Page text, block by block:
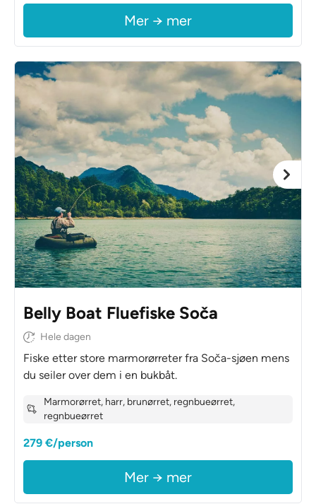
Mer → mer
Belly Boat Fluefiske Soča
Hele dagen
Fiske etter store marmorørreter fra Soča-sjøen mens
du seiler over dem i en bukbåt.
Marmorørret, harr, brunørret, regnbueørret,
regnbueørret
279 €/person
Mer → mer